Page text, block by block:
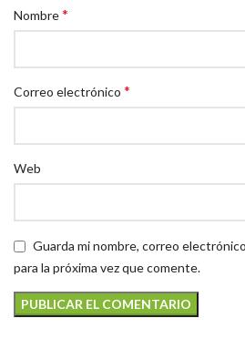
Nombre*
Correo electrónico *
Web
Guarda mi nombre, correo
para la próxima vez que comente.